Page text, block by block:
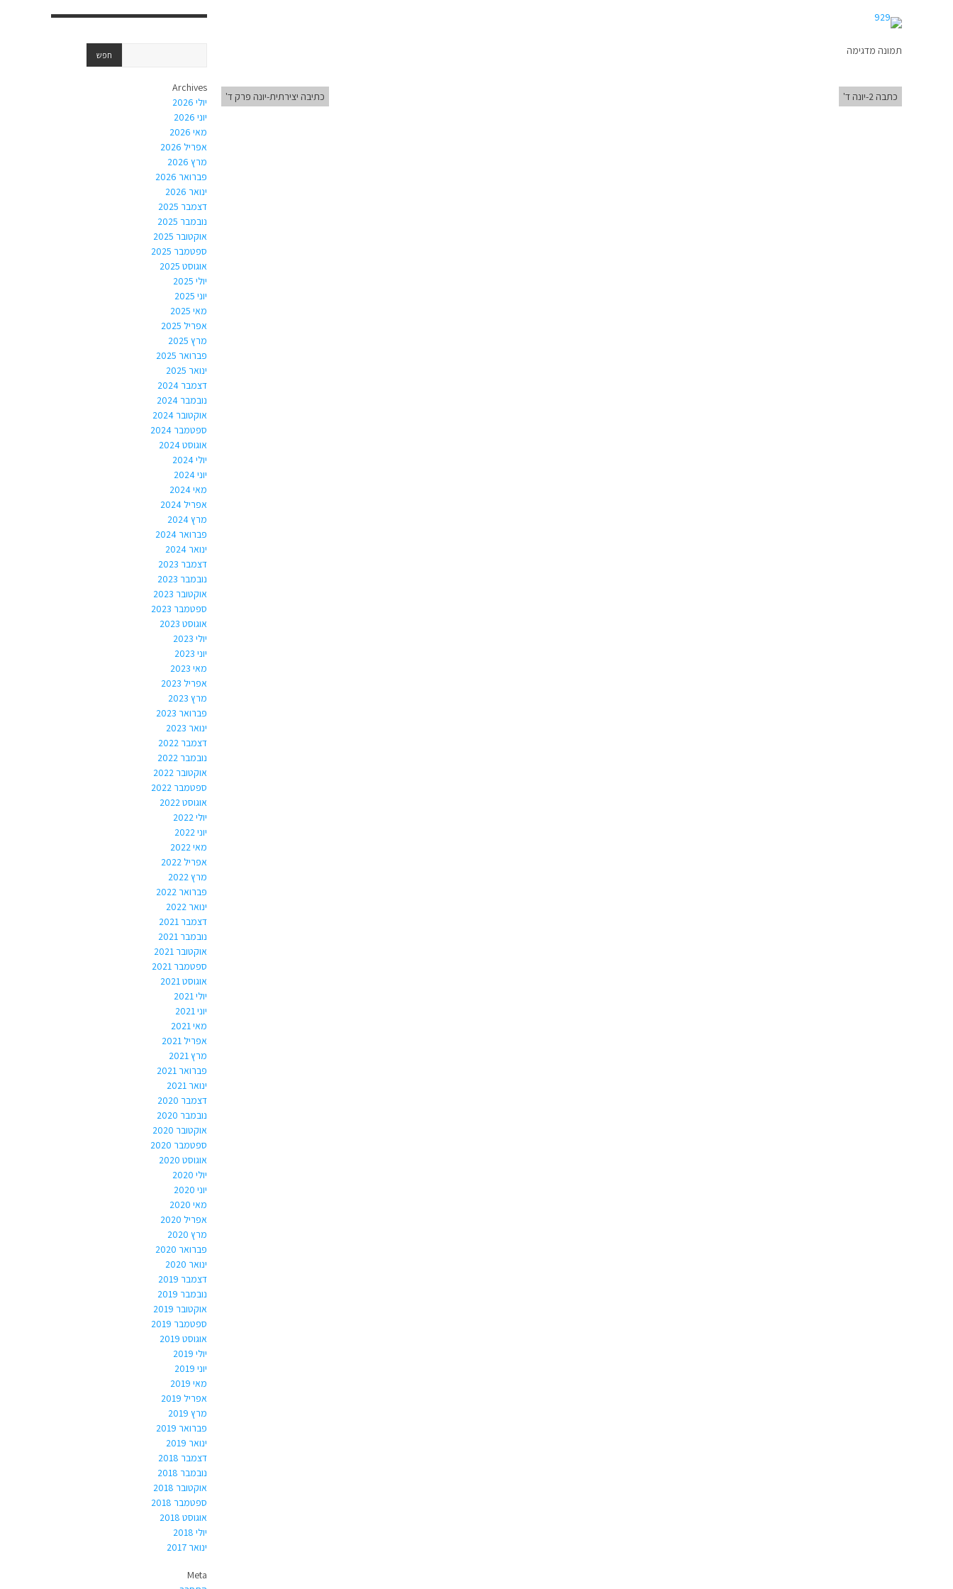
תמונה מדגימה
כתבה 2-יונה ד' כתיבה יצירתית-יונה פרק ד'
Archives
יולי 2026
יוני 2026
מאי 2026
אפריל 2026
מרץ 2026
פברואר 2026
ינואר 2026
דצמבר 2025
נובמבר 2025
אוקטובר 2025
ספטמבר 2025
אוגוסט 2025
יולי 2025
יוני 2025
מאי 2025
אפריל 2025
מרץ 2025
פברואר 2025
ינואר 2025
דצמבר 2024
נובמבר 2024
אוקטובר 2024
ספטמבר 2024
אוגוסט 2024
יולי 2024
יוני 2024
מאי 2024
אפריל 2024
מרץ 2024
פברואר 2024
ינואר 2024
דצמבר 2023
נובמבר 2023
אוקטובר 2023
ספטמבר 2023
אוגוסט 2023
יולי 2023
יוני 2023
מאי 2023
אפריל 2023
מרץ 2023
פברואר 2023
ינואר 2023
דצמבר 2022
נובמבר 2022
אוקטובר 2022
ספטמבר 2022
אוגוסט 2022
יולי 2022
יוני 2022
מאי 2022
אפריל 2022
מרץ 2022
פברואר 2022
ינואר 2022
דצמבר 2021
נובמבר 2021
אוקטובר 2021
ספטמבר 2021
אוגוסט 2021
יולי 2021
יוני 2021
מאי 2021
אפריל 2021
מרץ 2021
פברואר 2021
ינואר 2021
דצמבר 2020
נובמבר 2020
אוקטובר 2020
ספטמבר 2020
אוגוסט 2020
יולי 2020
יוני 2020
מאי 2020
אפריל 2020
מרץ 2020
פברואר 2020
ינואר 2020
דצמבר 2019
נובמבר 2019
אוקטובר 2019
ספטמבר 2019
אוגוסט 2019
יולי 2019
יוני 2019
מאי 2019
אפריל 2019
מרץ 2019
פברואר 2019
ינואר 2019
דצמבר 2018
נובמבר 2018
אוקטובר 2018
ספטמבר 2018
אוגוסט 2018
יולי 2018
ינואר 2017
Meta